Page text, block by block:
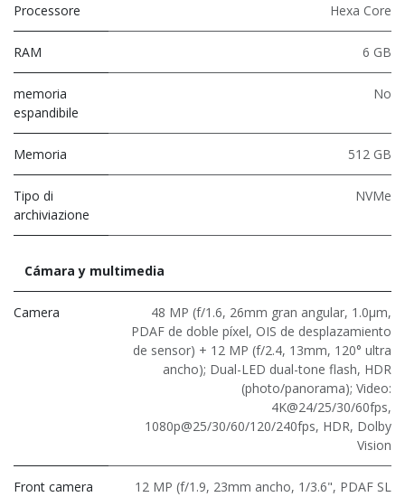
Processore Hexa Core
RAM 6 GB
memoria
espandibile
No
Memoria 512 GB
Tipo di
archiviazione
NVMe
Cámara y multimedia
Camera
48 MP (f/1.6, 26mm gran angular, 1.0μm,
PDAF de doble píxel, OIS de desplazamiento
de sensor) + 12 MP (f/2.4, 13mm, 120° ultra
ancho); Dual-LED dual-tone flash, HDR
(photo/panorama); Video:
4K@24/25/30/60fps,
1080p@25/30/60/120/240fps, HDR, Dolby
Vision
Front camera
12 MP (f/1.9, 23mm ancho, 1/3.6", PDAF SL